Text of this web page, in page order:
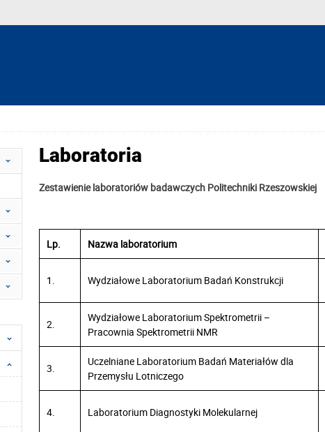
Laboratoria
Zestawienie laboratoriów badawczych Politechniki Rzeszowskiej
Lp. Nazwa laboratorium
1. Wydziałowe Laboratorium Badań Konstrukcji
2.
Wydziałowe Laboratorium Spektrometrii –
Pracownia Spektrometrii NMR
3.
Uczelniane Laboratorium Badań Materiałów dla
Przemysłu Lotniczego
4. Laboratorium Diagnostyki Molekularnej